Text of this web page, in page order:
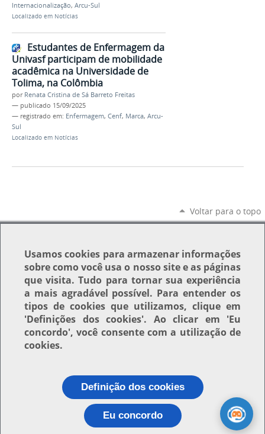
Internacionalização, Arcu-Sul
Localizado em Notícias
Estudantes de Enfermagem da
Univasf participam de mobilidade
acadêmica na Universidade de
Tolima, na Colômbia
por Renata Cristina de Sá Barreto Freitas
— publicado 15/09/2025
— registrado em: Enfermagem, Cenf, Marca, Arcu-
Sul
Localizado em Notícias
Voltar para o topo
Usamoscookies para armazenar informações
sobre como você usa o nosso site e as páginas
que visita. Tudo para tornar sua experiência
a mais agradável possível. Para entender os
tipos de cookies que utilizamos, clique em
'Definições dos cookies'. Ao clicar em 'Eu
concordo', você consente com a utilização de
cookies.